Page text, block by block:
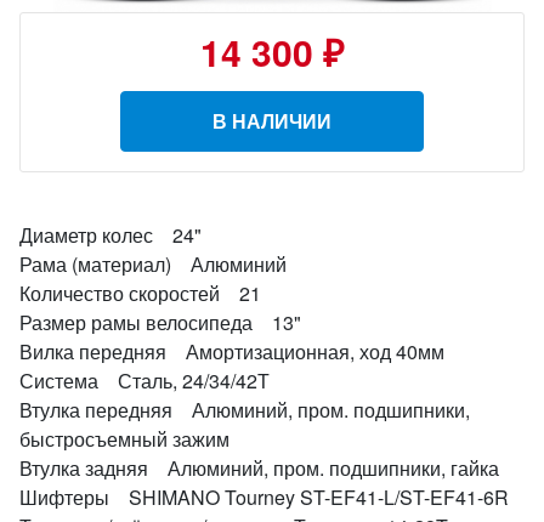
14 300 ₽
В НАЛИЧИИ
Диаметр колес 24"
Рама (материал) Алюминий
Количество скоростей 21
Размер рамы велосипеда 13"
Вилка передняя Амортизационная, ход 40мм
Система Сталь, 24/34/42Т
Втулка передняя Алюминий, пром. подшипники,
быстросъемный зажим
Втулка задняя Алюминий, пром. подшипники, гайка
Шифтеры SHIMANO Tourney ST-EF41-L/ST-EF41-6R